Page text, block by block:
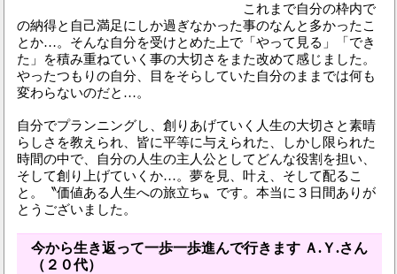
これまで自分の枠内で
の納得と自己満足にしか過ぎなかった事のなんと多かったこ
とか…。そんな自分を受けとめた上で「やって見る」「でき
た」を積み重ねていく事の大切さをまた改めて感じました。
やったつもりの自分、目をそらしていた自分のままでは何も
変わらないのだと…。
自分でプランニングし、創りあげていく人生の大切さと素晴
らしさを教えられ、皆に平等に与えられた、しかし限られた
時間の中で、自分の人生の主人公としてどんな役割を担い、
そして創り上げていくか…。夢を見、叶え、そして配るこ
と。〝価値ある人生への旅立ち〟です。本当に３日間ありが
とうございました。
今から生き返って一歩一歩進んで行きます Ａ.Ｙ.さん
（２０代）